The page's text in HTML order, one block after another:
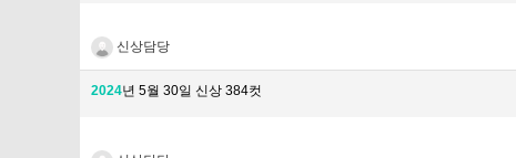
신상담당
2024년 5월 30일 신상 384컷